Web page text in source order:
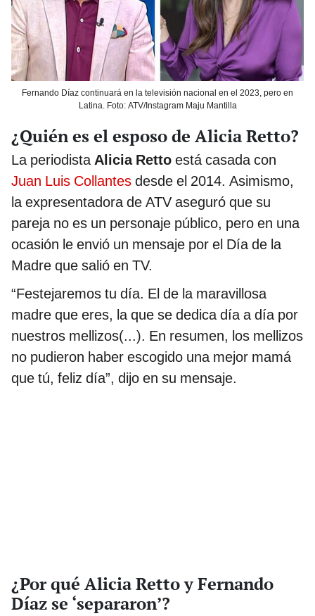
Fernando Díaz continuará en la televisión nacional en el 2023, pero en
Latina. Foto: ATV/Instagram Maju Mantilla
¿Quién es el esposo de Alicia Retto?
La periodistaAlicia Retto está casada con
Juan Luis Collantes desde el 2014. Asimismo,
la expresentadora de ATV aseguró que su
pareja no es un personaje público, pero en una
ocasión le envió un mensaje por el Día de la
Madre que salió en TV.
“Festejaremos tu día. El de la maravillosa
madre que eres, la que se dedica día a día por
nuestros mellizos(...). En resumen, los mellizos
no pudieron haber escogido una mejor mamá
que tú, feliz día”, dijo en su mensaje.
¿Por qué Alicia Retto y Fernando
Díaz se ‘separaron’?